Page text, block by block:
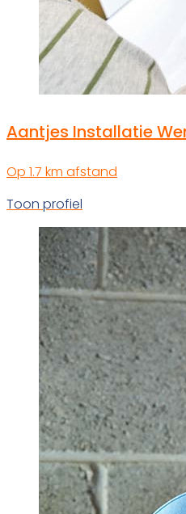
Aantjes Installatie
Op 1.7 km afstand
Toon profiel